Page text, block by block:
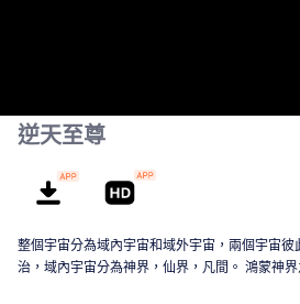
逆天至尊
整個宇宙分為域內宇宙和域外宇宙，兩個宇宙
治，域內宇宙分為神界，仙界，凡間。 鴻蒙神